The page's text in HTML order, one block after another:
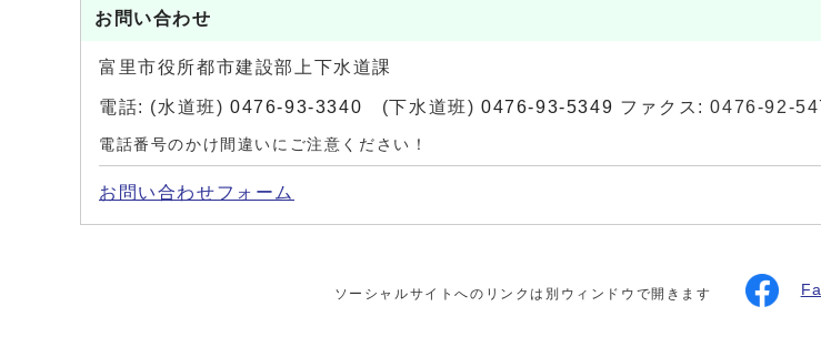
お問い合わせ
富里市役所都市建設部上下水道課
電話: (水道班) 0476-93-3340 (下水道班)0476-93-5349 ファクス: 0476-92-
電話番号のかけ間違いにご注意ください！
お問い合わせフォーム
ソーシャルサイトへのリンクは別ウィンドウで開きます